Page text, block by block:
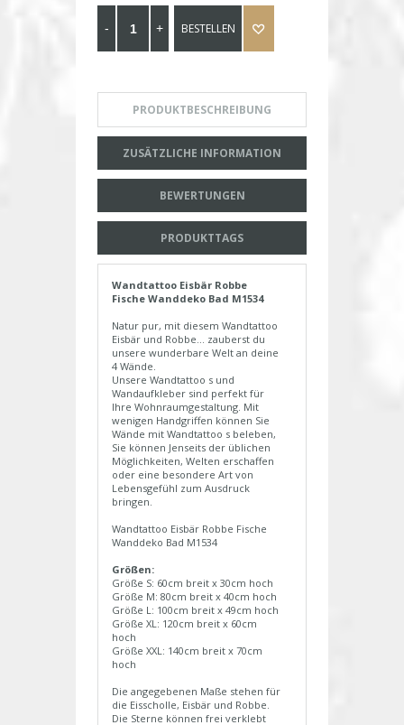
BESTELLEN
PRODUKTBESCHREIBUNG
ZUSÄTZLICHE INFORMATION
BEWERTUNGEN
PRODUKTTAGS
Wandtattoo Eisbär Robbe
Fische Wanddeko Bad M1534
Natur pur, mit diesem Wandtattoo
Eisbär und Robbe... zauberst du
unsere wunderbare Welt an deine
4 Wände.
Unsere Wandtattoo s und
Wandaufkleber sind perfekt für
Ihre Wohnraumgestaltung. Mit
wenigen Handgriffen können Sie
Wände mit Wandtattoo s beleben,
Sie können Jenseits der üblichen
Möglichkeiten, Welten erschaffen
oder eine besondere Art von
Lebensgefühl zum Ausdruck
bringen.
Wandtattoo Eisbär Robbe Fische
Wanddeko Bad M1534
Größen:
Größe S: 60cm breit x 30cm hoch
Größe M: 80cm breit x 40cm hoch
Größe L: 100cm breit x 49cm hoch
Größe XL: 120cm breit x 60cm
hoch
Größe XXL: 140cm breit x 70cm
hoch
Die angegebenen Maße stehen für
die Eisscholle, Eisbär und Robbe.
Die Sterne können frei verklebt